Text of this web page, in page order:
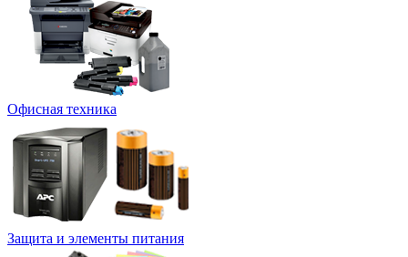
Офисная техника
Защита и элементы питания